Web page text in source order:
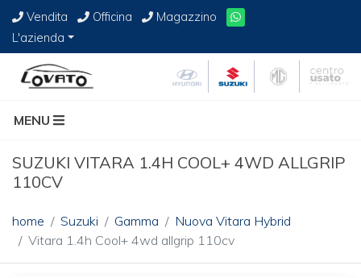
Vendita Officina
Magazzino
L'azienda
MENU
SUZUKI VITARA 1.4H COOL+ 4WD ALLGRIP
110CV
home Suzuki Gamma
Nuova Vitara Hybrid
Vitara 1.4h Cool+ 4wd allgrip 110cv